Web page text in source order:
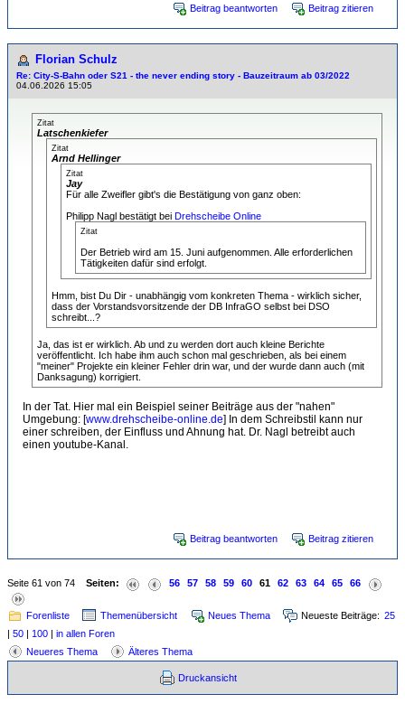
Beitrag beantworten Beitrag zitieren
Florian Schulz
Re: City-S-Bahn oder S21 - the never ending story - Bauzeitraum ab 03/2022
04.06.2026 15:05
Zitat
Latschenkiefer
Zitat
Arnd Hellinger
Zitat
Jay
Für alle Zweifler gibt's die Bestätigung von ganz oben:
Philipp Nagl bestätigt bei Drehscheibe Online
Zitat
Der Betrieb wird am 15. Juni aufgenommen. Alle erforderlichen
Tätigkeiten dafür sind erfolgt.
Hmm, bist Du Dir - unabhängig vom konkreten Thema - wirklich sicher,
dass der Vorstandsvorsitzende der DB InfraGO selbst bei DSO
schreibt...?
Ja, das ist er wirklich. Ab und zu werden dort auch kleine Berichte
veröffentlicht. Ich habe ihm auch schon mal geschrieben, als bei einem
"meiner" Projekte ein kleiner Fehler drin war, und der wurde dann auch (mit
Danksagung) korrigiert.
In der Tat. Hier mal ein Beispiel seiner Beiträge aus der "nahen"
Umgebung: [www.drehscheibe-online.de] In dem Schreibstil kann nur
einer schreiben, der Einfluss und Ahnung hat. Dr. Nagl betreibt auch
einen youtube-Kanal.
Beitrag beantworten Beitrag zitieren
Seite 61 von 74 Seiten: 56 57 58 59 60 61 62 63 64 65 66
Forenliste Themenübersicht Neues Thema Neueste Beiträge: 25
50 100
in allen Foren
Neueres Thema
Älteres Thema
Druckansicht